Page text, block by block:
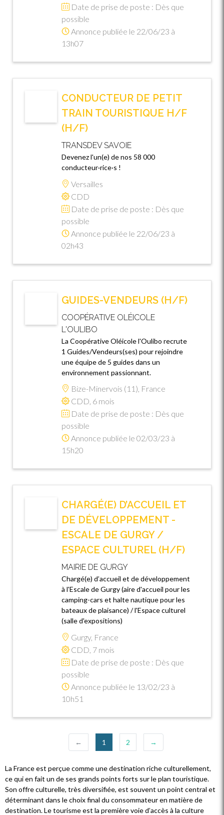
Date de prise de poste : Dès que
possible
Annonce publiée le 22/06/23 à
13h07
CONDUCTEUR DE PETIT
TRAIN TOURISTIQUE H/F
(H/F)
TRANSDEV SAVOIE
Devenez l'un(e) de nos 58 000
conducteur·rice·s !
Versailles
CDD
Date de prise de poste : Dès que
possible
Annonce publiée le 22/06/23 à
02h43
GUIDES-VENDEURS (H/F)
COOPÉRATIVE OLÉICOLE
L'OULIBO
La Coopérative Oléicole l'Oulibo recrute
1 Guides/Vendeurs(ses) pour rejoindre
une équipe de 5 guides dans un
environnement passionnant.
Bize-Minervois (11), France
CDD, 6 mois
Date de prise de poste : Dès que
possible
Annonce publiée le 02/03/23 à
15h20
CHARGÉ(E) D’ACCUEIL ET
DE DÉVELOPPEMENT -
ESCALE DE GURGY /
ESPACE CULTUREL (H/F)
MAIRIE DE GURGY
Chargé(e) d’accueil et de développement
à l'Escale de Gurgy (aire d'accueil pour les
camping-cars et halte nautique pour les
bateaux de plaisance) / l'Espace culturel
(salle d'expositions)
Gurgy, France
CDD, 7 mois
Date de prise de poste : Dès que
possible
Annonce publiée le 13/02/23 à
10h51
← 1 (current)
2 →
La France est perçue comme une destination riche culturellement,
ce qui en fait un de ses grands points forts sur le plan touristique.
Son offre culturelle, très diversifiée, est souvent un point central et
déterminant dans le choix final du consommateur en matière de
destination. Le tourisme est la première voie d’accès à la culture